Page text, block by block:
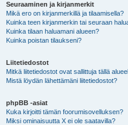
Seuraaminen ja kirjanmerkit
Mikä ero on kirjanmerkillä ja tilaamisella?
Kuinka teen kirjanmerkin tai seuraan
Kuinka tilaan haluamani alueen?
Kuinka poistan tilaukseni?
Liitetiedostot
Mitkä liitetiedostot ovat sallittuja tällä
Mistä löydän lähettämäni liitetiedostot?
phpBB -asiat
Kuka kirjoitti tämän foorumisovelluksen?
Miksi ominaisuutta X ei ole saatavilla?